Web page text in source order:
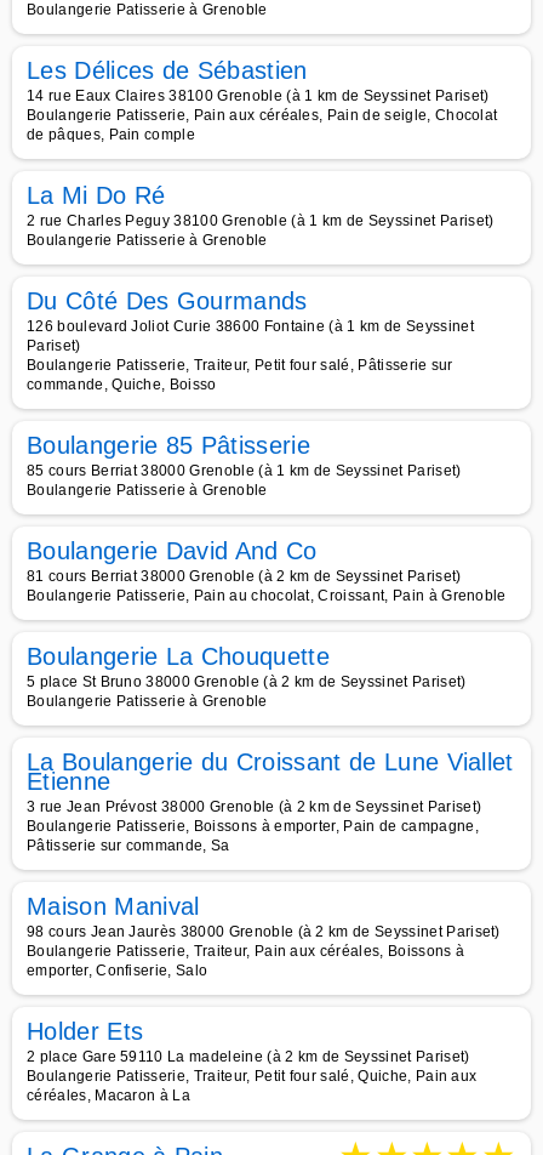
Boulangerie Patisserie à Grenoble
Les Délices de Sébastien
14 rue Eaux Claires 38100 Grenoble (à 1 km de Seyssinet Pariset)
Boulangerie Patisserie, Pain aux céréales, Pain de seigle, Chocolat
de pâques, Pain comple
La Mi Do Ré
2 rue Charles Peguy 38100 Grenoble (à 1 km de Seyssinet Pariset)
Boulangerie Patisserie à Grenoble
Du Côté Des Gourmands
126 boulevard Joliot Curie 38600 Fontaine (à 1 km de Seyssinet
Pariset)
Boulangerie Patisserie, Traiteur, Petit four salé, Pâtisserie sur
commande, Quiche, Boisso
Boulangerie 85 Pâtisserie
85 cours Berriat 38000 Grenoble (à 1 km de Seyssinet Pariset)
Boulangerie Patisserie à Grenoble
Boulangerie David And Co
81 cours Berriat 38000 Grenoble (à 2 km de Seyssinet Pariset)
Boulangerie Patisserie, Pain au chocolat, Croissant, Pain à Grenoble
Boulangerie La Chouquette
5 place St Bruno 38000 Grenoble (à 2 km de Seyssinet Pariset)
Boulangerie Patisserie à Grenoble
La Boulangerie du Croissant de Lune Viallet
Etienne
3 rue Jean Prévost 38000 Grenoble (à 2 km de Seyssinet Pariset)
Boulangerie Patisserie, Boissons à emporter, Pain de campagne,
Pâtisserie sur commande, Sa
Maison Manival
98 cours Jean Jaurès 38000 Grenoble (à 2 km de Seyssinet Pariset)
Boulangerie Patisserie, Traiteur, Pain aux céréales, Boissons à
emporter, Confiserie, Salo
Holder Ets
2 place Gare 59110 La madeleine (à 2 km de Seyssinet Pariset)
Boulangerie Patisserie, Traiteur, Petit four salé, Quiche, Pain aux
céréales, Macaron à La